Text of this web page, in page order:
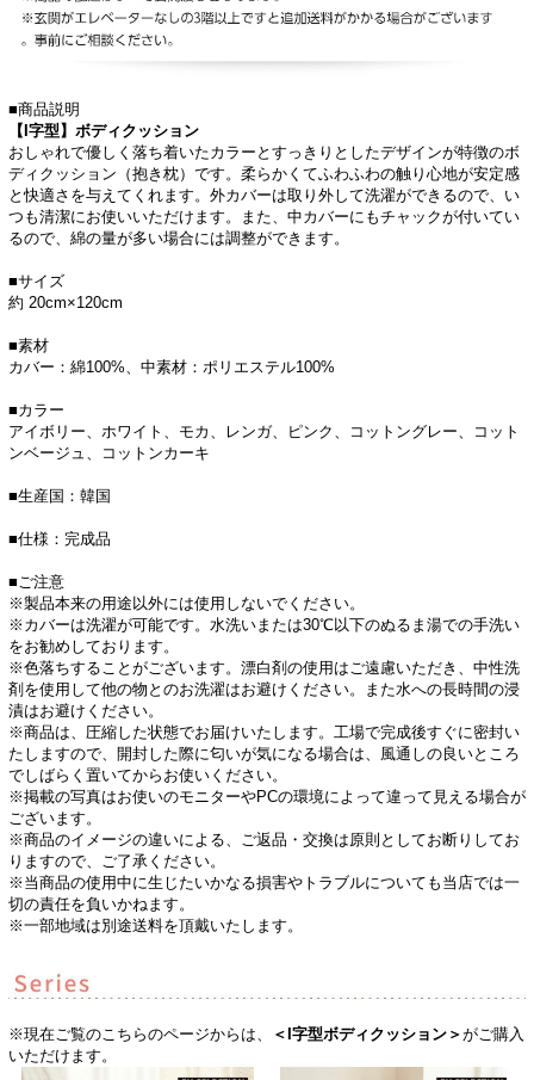
■商品説明
【I字型】ボディクッション
おしゃれで優しく落ち着いたカラーとすっきりとしたデザインが特徴のボ
ディクッション（抱き枕）です。柔らかくてふわふわの触り心地が安定感
と快適さを与えてくれます。外カバーは取り外して洗濯ができるので、い
つも清潔にお使いいただけます。また、中カバーにもチャックが付いてい
るので、綿の量が多い場合には調整ができます。
■サイズ
約 20cm×120cm
■素材
カバー：綿100%、中素材：ポリエステル100%
■カラー
アイボリー、ホワイト、モカ、レンガ、ピンク、コットングレー、コット
ンベージュ、コットンカーキ
■生産国：韓国
■仕様：完成品
■ご注意
※製品本来の用途以外には使用しないでください。
※カバーは洗濯が可能です。水洗いまたは30℃以下のぬるま湯での手洗い
をお勧めしております。
※色落ちすることがございます。漂白剤の使用はご遠慮いただき、中性洗
剤を使用して他の物とのお洗濯はお避けください。また水への長時間の浸
漬はお避けください。
※商品は、圧縮した状態でお届けいたします。工場で完成後すぐに密封い
たしますので、開封した際に匂いが気になる場合は、風通しの良いところ
でしばらく置いてからお使いください。
※掲載の写真はお使いのモニターやPCの環境によって違って見える場合が
ございます。
※商品のイメージの違いによる、ご返品・交換は原則としてお断りしてお
りますので、ご了承ください。
※当商品の使用中に生じたいかなる損害やトラブルについても当店では一
切の責任を負いかねます。
※一部地域は別途送料を頂戴いたします。
※現在ご覧のこちらのページからは、 ＜I字型ボディクッション＞ がご購入
いただけます。